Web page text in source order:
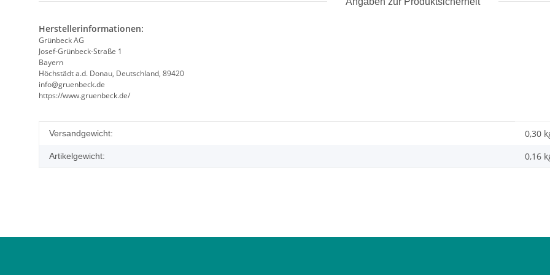
Herstellerinformationen:
Grünbeck AG
Josef-Grünbeck-Straße 1
Bayern
Höchstädt a.d. Donau, Deutschland, 89420
info@gruenbeck.de
https://www.gruenbeck.de/
Produkteigenschaft
Wert
Versandgewicht: 0,30
Artikelgewicht: 0,16